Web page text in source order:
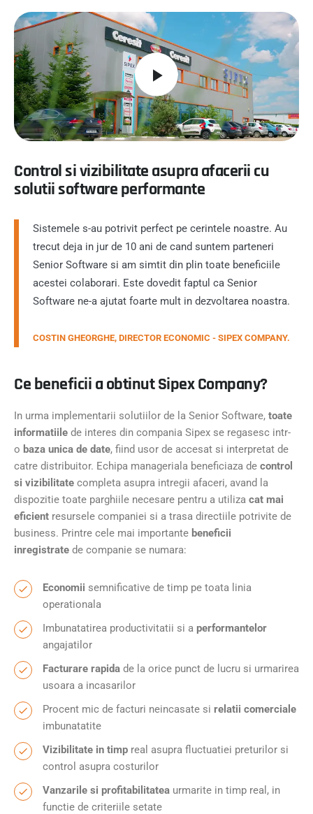
Control si vizibilitate asupra afacerii cu
solutii software performante
Sistemele s-au potrivit perfect pe cerintele noastre. Au
trecut deja in jur de 10 ani de cand suntem parteneri
Senior Software si am simtit din plin toate beneficiile
acestei colaborari. Este dovedit faptul ca Senior
Software ne-a ajutat foarte mult in dezvoltarea noastra.
COSTIN GHEORGHE, DIRECTOR ECONOMIC - SIPEX COMPANY.
Ce beneficii a obtinut Sipex Company?
In urma implementarii solutiilor de la Senior Software, toate
informatiile de interes din compania Sipex se regasesc intr-
o baza unica de date, fiind usor de accesat si interpretat de
catre distribuitor. Echipa manageriala beneficiaza de control
si vizibilitate completa asupra intregii afaceri, avand la
dispozitie toate parghiile necesare pentru a utiliza cat mai
eficient resursele companiei si a trasa directiile potrivite de
business. Printre cele mai importante beneficii
inregistrate de companie se numara:
Economii semnificative de timp pe toata linia
operationala
Imbunatatirea productivitatii si a performantelor
angajatilor
Facturare rapida de la orice punct de lucru si urmarirea
usoara a incasarilor
Procent mic de facturi neincasate si relatii comerciale
imbunatatite
Vizibilitate in timp real asupra fluctuatiei preturilor si
control asupra costurilor
Vanzarile si profitabilitatea urmarite in timp real, in
functie de criteriile setate